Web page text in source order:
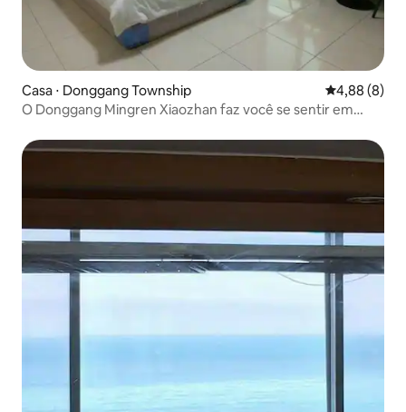
Casa ⋅ Donggang Township 4,88 de uma
4,88 (8)
O Donggang Mingren Xiaozhan faz você se sentir em